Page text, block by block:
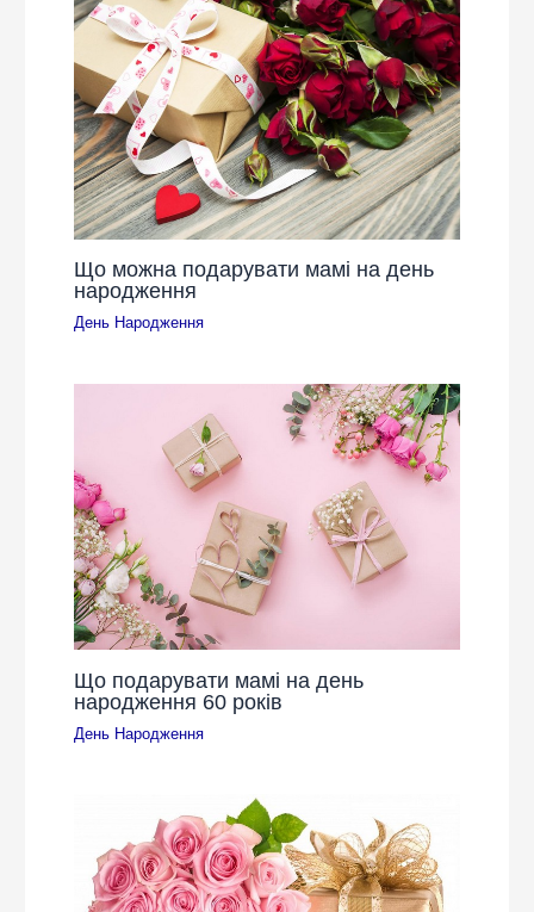
Що можна подарувати мамі на день
народження
День Народження
Що подарувати мамі на день
народження 60 років
День Народження